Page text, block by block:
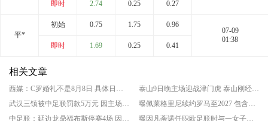
即时 2.74 0.25 0.27
平*
初始 0.75 1.75 0.96
07-09
01:38
即时 1.69 0.25 0.41
相关文章
西媒：C罗婚礼不是8月8日 具体日期未公布
泰山9日晚主场迎战津门虎 泰山刚经历换帅
武汉三镇被中足联罚款5万元 因主场违规搭建表演舞台
曝佩莱格里尼续约罗马至2027 包含续约选项
中足联：延边龙鼎福布斯停赛4场 因球场出现暴力行为
曝因凡蒂诺任职欧足联时与一女子有染 欧足联支付赔偿金